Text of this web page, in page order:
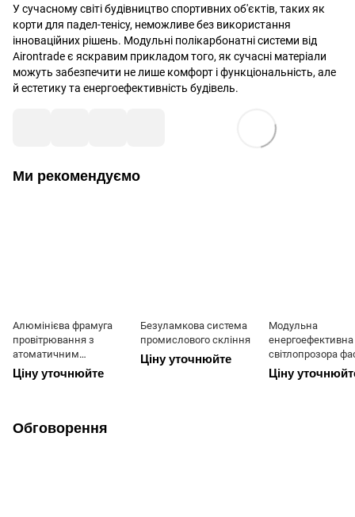
У сучасному світі будівництво спортивних об'єктів, таких як
корти для падел-тенісу, неможливе без використання
інноваційних рішень. Модульні полікарбонатні системи від
Airontrade є яскравим прикладом того, як сучасні матеріали
можуть забезпечити не лише комфорт і функціональність, але
й естетику та енергоефективність будівель.
Ми рекомендуємо
Алюмінієва фрамуга
провітрювання з
атоматичним
відкриванням
Ціну уточнюйте
Безуламкова система
промислового скління
Ціну уточнюйте
Модульна
енергоефективна
світлопрозора
система WALL
Ціну
Обговорення